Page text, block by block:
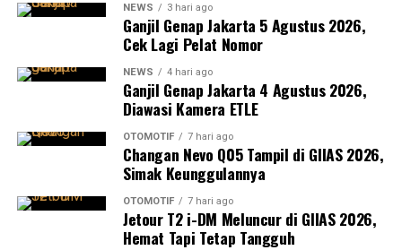
NEWS 3 hari ago
Ganjil Genap Jakarta 5 Agustus 2026,
Cek Lagi Pelat Nomor
NEWS 4 hari ago
Ganjil Genap Jakarta 4 Agustus 2026,
Diawasi Kamera ETLE
OTOMOTIF 7 hari ago
Changan Nevo Q05 Tampil di GIIAS 2026,
Simak Keunggulannya
OTOMOTIF 7 hari ago
Jetour T2 i-DM Meluncur di GIIAS 2026,
Hemat Tapi Tetap Tangguh